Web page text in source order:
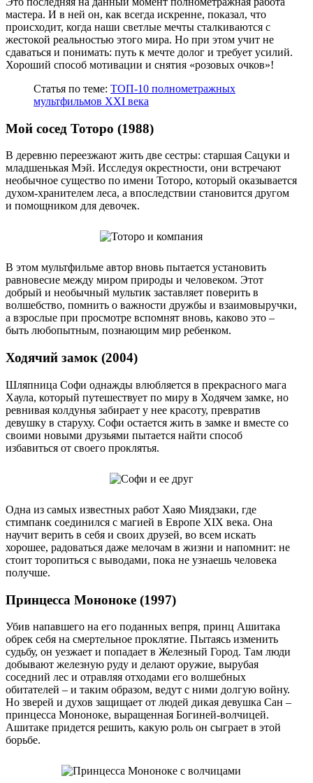
мастера. И в ней он, как всегда искренне, показал, что
происходит, когда наши светлые мечты сталкиваются с
жестокой реальностью этого мира. Но при этом учит не
сдаваться и понимать: путь к мечте долог и требует усилий.
Хороший способ мотивации и снятия «розовых очков»!
Статья по теме: ТОП-10 полнометражных
мультфильмов XXI века
Мой сосед Тоторо (1988)
В деревню переезжают жить две сестры: старшая Сацуки и
младшенькая Мэй. Исследуя окрестности, они встречают
необычное существо по имени Тоторо, который оказывается
духом-хранителем леса, а впоследствии становится другом
и помощником для девочек.
В этом мультфильме автор вновь пытается установить
равновесие между миром природы и человеком. Этот
добрый и необычный мультик заставляет поверить в
волшебство, помнить о важности дружбы и взаимовыручки,
а взрослые при просмотре вспомнят вновь, каково это –
быть любопытным, познающим мир ребенком.
Ходячий замок (2004)
Шляпница Софи однажды влюбляется в прекрасного мага
Хаула, который путешествует по миру в Ходячем замке, но
ревнивая колдунья забирает у нее красоту, превратив
девушку в старуху. Софи остается жить в замке и вместе со
своими новыми друзьями пытается найти способ
избавиться от своего проклятья.
Одна из самых известных работ Хаяо Миядзаки, где
стимпанк соединился с магией в Европе XIX века. Она
научит верить в себя и своих друзей, во всем искать
хорошее, радоваться даже мелочам в жизни и напомнит: не
стоит торопиться с выводами, пока не узнаешь человека
получше.
Принцесса Мононоке (1997)
Убив напавшего на его поданных вепря, принц Ашитака
обрек себя на смертельное проклятие. Пытаясь изменить
судьбу, он уезжает и попадает в Железный Город. Там люди
добывают железную руду и делают оружие, вырубая
соседний лес и отравляя отходами его волшебных
обитателей – и таким образом, ведут с ними долгую войну.
Но зверей и духов защищает от людей дикая девушка Сан –
принцесса Мононоке, выращенная Богиней-волчицей.
Ашитаке придется решить, какую роль он сыграет в этой
борьбе.